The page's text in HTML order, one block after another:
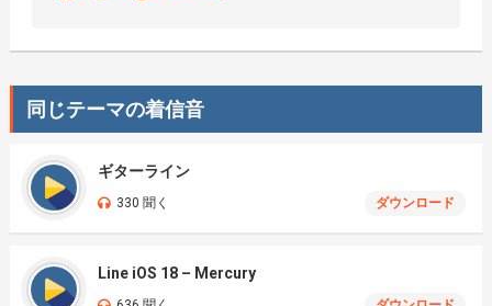
同じテーマの着信音
ギターライン
330 聞く ダウンロード
Line iOS 18 – Mercury